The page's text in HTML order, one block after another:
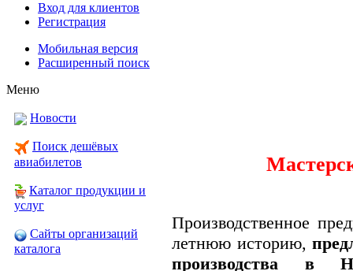
Вход для клиентов
Регистрация
Мобильная версия
Расширенный поиск
Меню
Новости
Поиск дешёвых
авиабилетов
Каталог продукции и
услуг
Сайты организаций
каталога
Производственное
летнюю историю,
производства в